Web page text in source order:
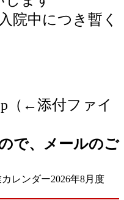
院中につき暫く
（ ←添付ファイ
で、メールのご